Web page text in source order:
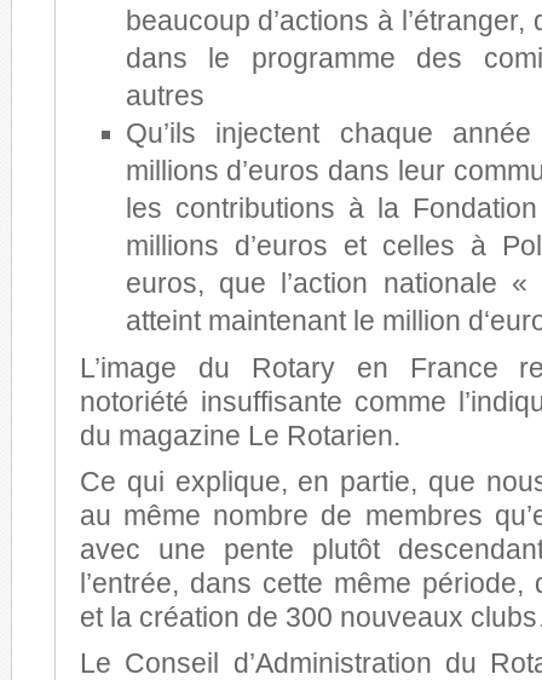
beaucoup d’actions à l’étranger,
dans le programme des
autres
Qu’ils injectent chaque
millions d’euros dans leur
les contributions à la
millions d’euros et celles à
euros, que l’action nationale
atteint maintenant le million
L’image du Rotary en France
notoriété insuffisante comme
du magazine Le Rotarien.
Ce qui explique, en partie, que
au même nombre de membres
avec une pente plutôt
l’entrée, dans cette même
et la création de 300 nouveaux
Le Conseil d’Administration du